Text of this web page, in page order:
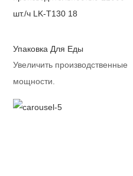
Упаковка Для Еды
Увеличить производственные
мощности.